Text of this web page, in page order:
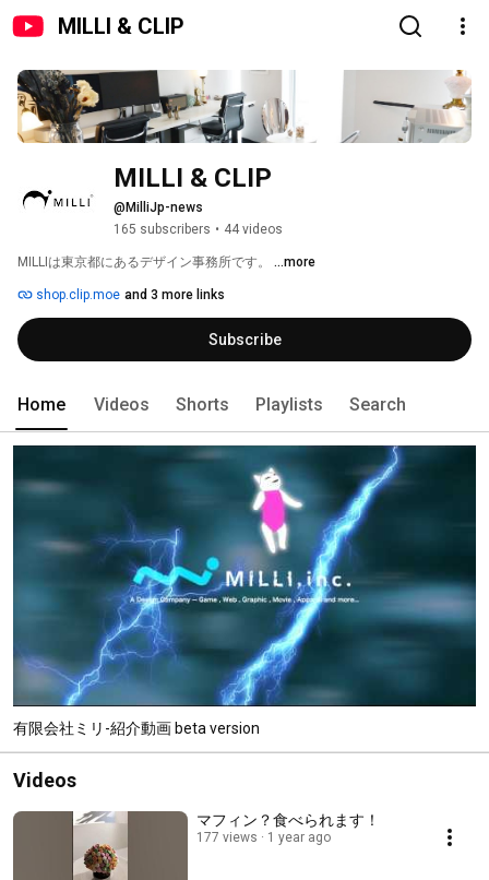
MILLI & CLIP
MILLI & CLIP
@MilliJp-news
165 subscribers • 44 videos
MILLIは東京都にあるデザイン事務所です。 ...more
shop.clip.moe and 3 more links
Subscribe
Home Videos Shorts Playlists Search
有限会社ミリ-紹介動画 beta version
Videos
マフィン？食べられます！
177 views 1 year ago